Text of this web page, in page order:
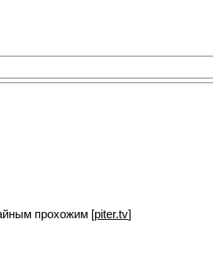
прохожим [piter.tv]